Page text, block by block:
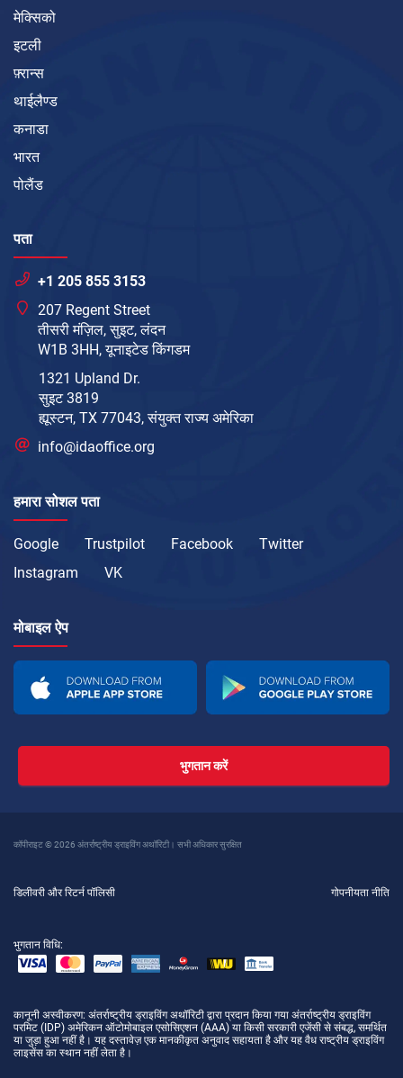
मेक्सिको
इटली
फ़्रान्स
थाईलैण्ड
कनाडा
भारत
पोलैंड
पता
+1 205 855 3153
207 Regent Street
तीसरी मंज़िल, सुइट, लंदन
W1B 3HH, यूनाइटेड किंगडम
1321 Upland Dr.
सुइट 3819
ह्यूस्टन, TX 77043, संयुक्त राज्य अमेरिका
info@idaoffice.org
हमारा सोशल पता
Google Trustpilot Facebook
Twitter
Instagram
VK
मोबाइल ऐप
भुगतान करें
कॉपीराइट © 2026 अंतर्राष्ट्रीय ड्राइविंग अथॉरिटी। सभी अधिकार सुरक्षित
डिलीवरी और रिटर्न पॉलिसी गोपनीयता नीति
भुगतान विधि:
कानूनी अस्वीकरण: अंतर्राष्ट्रीय ड्राइविंग अथॉरिटी द्वारा प्रदान किया गया अंतर्राष्ट्रीय ड्राइविंग
परमिट (IDP) अमेरिकन ऑटोमोबाइल एसोसिएशन (AAA) या किसी सरकारी एजेंसी से संबद्ध, समर्थित
या जुड़ा हुआ नहीं है। यह दस्तावेज़ एक मानकीकृत अनुवाद सहायता है और यह वैध राष्ट्रीय ड्राइविंग
लाइसेंस का स्थान नहीं लेता है।